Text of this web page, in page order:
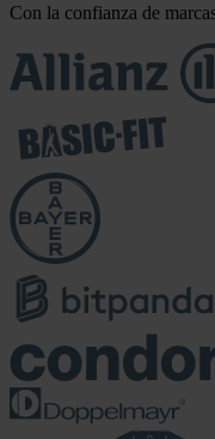
Con la confianza de